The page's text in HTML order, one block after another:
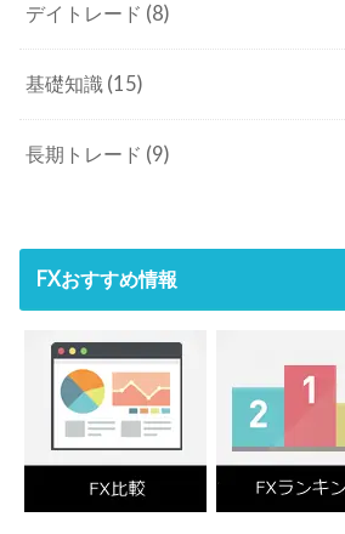
デイトレード (8)
基礎知識 (15)
長期トレード (9)
FXおすすめ情報